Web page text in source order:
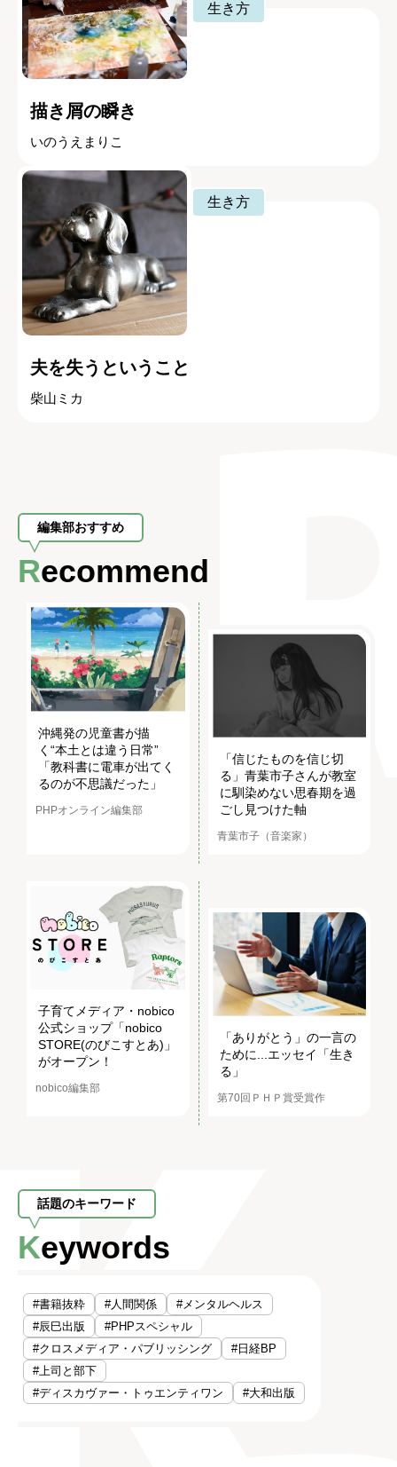
生き方
描き屑の瞬き
いのうえまりこ
生き方
夫を失うということ
柴山ミカ
編集部おすすめ
Recommend
沖縄発の児童書が描
く“本土とは違う日常”
「教科書に電車が出てく
るのが不思議だった」
PHPオンライン編集部
「信じたものを信じ切
る」青葉市子さんが教室
に馴染めない思春期を過
ごし見つけた軸
青葉市子（音楽家）
子育てメディア・nobico
公式ショップ「nobico
STORE(のびこすとあ)」
がオープン！
nobico編集部
「ありがとう」の一言の
ために...エッセイ「生き
る」
第70回ＰＨＰ賞受賞作
話題のキーワード
Keywords
#書籍抜粋 #人間関係
#メンタルヘルス
#辰巳出版
#PHPスペシャル
#クロスメディア・パブリッシング
#日経BP
#上司と部下
#ディスカヴァー・トゥエンティワン
#大和出版